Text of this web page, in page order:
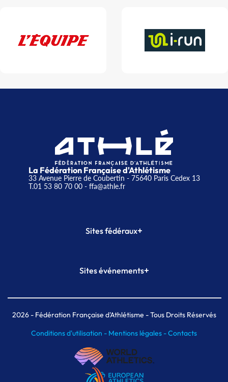
La Fédération Française d'Athlétisme
33 Avenue Pierre de Coubertin - 75640 Paris Cedex 13
T.01 53 80 70 00- ffa@athle.fr
Sites fédéraux+
Plateforme Formation
Sites événements+
Meeting de Paris indoor
MAIF Ekiden de Paris
2026- Fédération Française d'Athlétisme - Tous Droits Réservés
Conditions d'utilisation - Mentions légales -Contacts